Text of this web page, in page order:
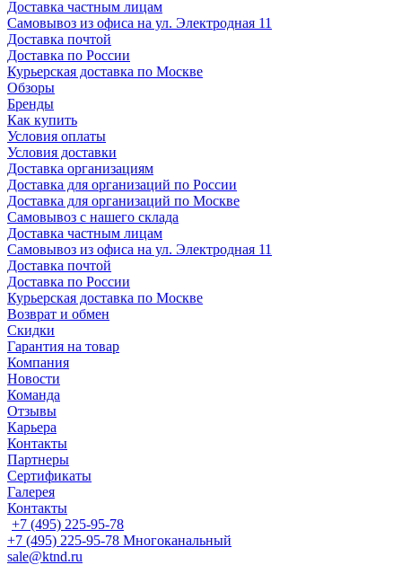
Доставка частным лицам
Самовывоз из офиса на ул. Электродная 11
Доставка почтой
Доставка по России
Курьерская доставка по Москве
Обзоры
Бренды
Как купить
Условия оплаты
Условия доставки
Доставка организациям
Доставка для организаций по России
Доставка для организаций по Москве
Самовывоз с нашего склада
Доставка частным лицам
Самовывоз из офиса на ул. Электродная 11
Доставка почтой
Доставка по России
Курьерская доставка по Москве
Возврат и обмен
Скидки
Гарантия на товар
Компания
Новости
Команда
Отзывы
Карьера
Контакты
Партнеры
Сертификаты
Галерея
Контакты
+7 (495) 225-95-78
+7 (495) 225-95-78 Многоканальный
sale@ktnd.ru